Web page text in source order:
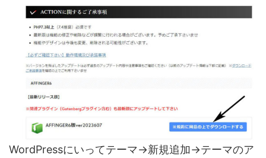
WordPressにいってテーマ→新規追加→テーマのア